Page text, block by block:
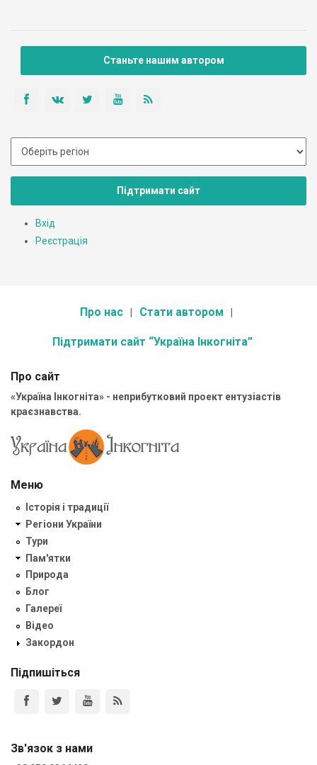
Станьте нашим автором
Підтримати сайт
Вхід
Реєстрація
Про нас Стати автором
Підтримати сайт “Україна Інкогніта”
Про сайт
«Україна Інкогніта» - неприбутковий проект ентузіастів
краєзнавства.
Меню
Історія і традиції
Регіони України
Тури
Пам'ятки
Природа
Блог
Галереї
Відео
Закордон
Підпишіться
Зв'язок з нами